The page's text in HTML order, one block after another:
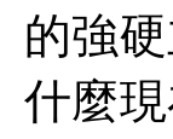
的強
什麼